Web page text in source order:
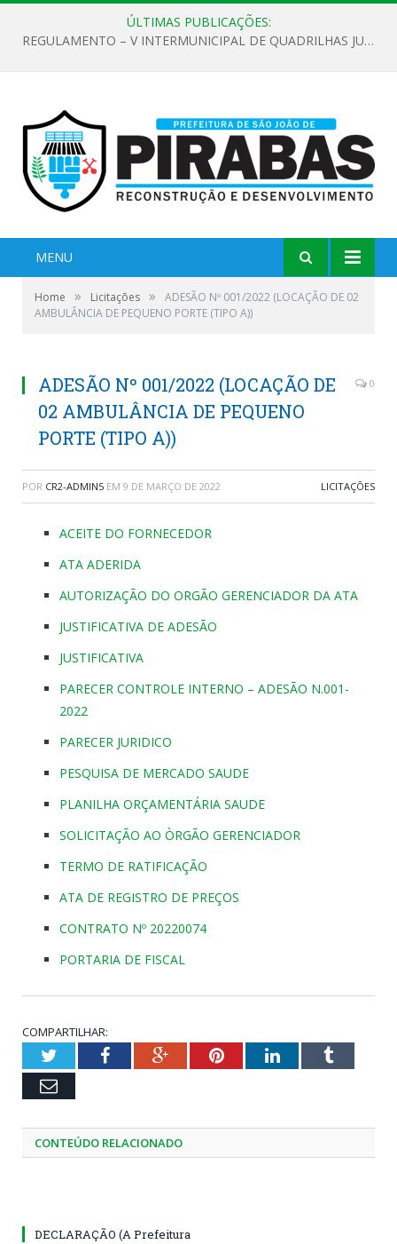
ÚLTIMAS PUBLICAÇÕES:
REGULAMENTO – V INTERMUNICIPAL DE QUADRILHAS JUNINAS 2026
MENU
Home » Licitações »
ADESÃO Nº 001/2022 (LOCAÇÃO DE 02
AMBULÂNCIA DE PEQUENO PORTE (TIPO A))
ADESÃO Nº 001/2022 (LOCAÇÃO DE
02 AMBULÂNCIA DE PEQUENO
PORTE (TIPO A))
0
POR CR2-ADMIN5 EM 9 DE MARÇO DE 2022 LICITAÇÕES
ACEITE DO FORNECEDOR
ATA ADERIDA
AUTORIZAÇÃO DO ORGÃO GERENCIADOR DA ATA
JUSTIFICATIVA DE ADESÃO
JUSTIFICATIVA
PARECER CONTROLE INTERNO – ADESÃO N.001-
2022
PARECER JURIDICO
PESQUISA DE MERCADO SAUDE
PLANILHA ORÇAMENTÁRIA SAUDE
SOLICITAÇÃO AO ÒRGÃO GERENCIADOR
TERMO DE RATIFICAÇÃO
ATA DE REGISTRO DE PREÇOS
CONTRATO Nº 20220074
PORTARIA DE FISCAL
COMPARTILHAR:
TwitterFacebookGoogle+PinterestLinkedInTumblr
Email
CONTEÚDO RELACIONADO
DECLARAÇÃO (A Prefeitura